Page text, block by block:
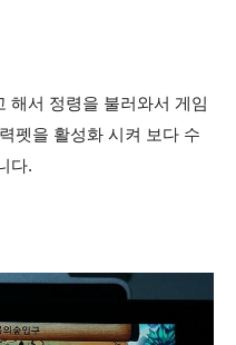
해서 정령을 불러와서 게임
펫을 활성화 시켜 보다 수
다.